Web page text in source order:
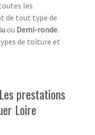
les
de tout type de
ou Demi-ronde.
de toiture et
prestations
Loire